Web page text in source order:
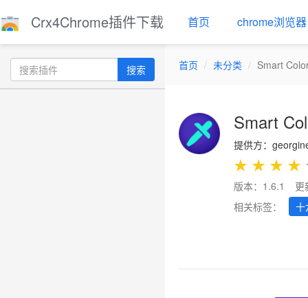
Crx4Chrome插件下载 首页 chrome浏览器
搜索 首页 未分类 Smart
Smart
提供方：
★ ★ ★ ★
版本：1.6.1
更
相关标签：
十